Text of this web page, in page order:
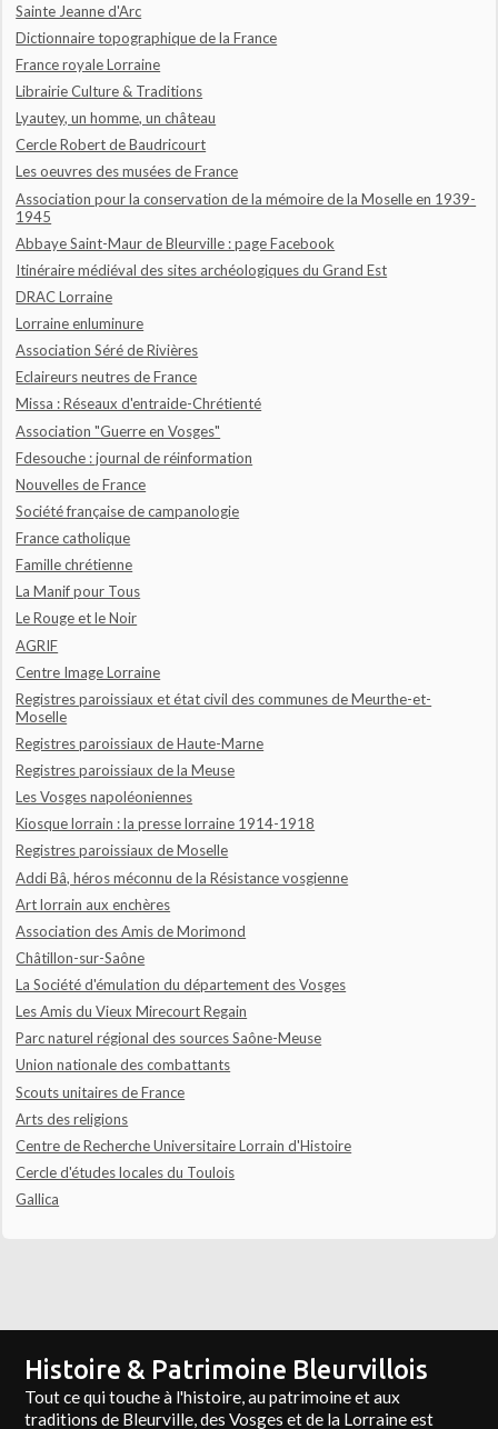
Sainte Jeanne d'Arc
Dictionnaire topographique de la France
France royale Lorraine
Librairie Culture & Traditions
Lyautey, un homme, un château
Cercle Robert de Baudricourt
Les oeuvres des musées de France
Association pour la conservation de la mémoire de la Moselle en 1939-
1945
Abbaye Saint-Maur de Bleurville : page Facebook
Itinéraire médiéval des sites archéologiques du Grand Est
DRAC Lorraine
Lorraine enluminure
Association Séré de Rivières
Eclaireurs neutres de France
Missa : Réseaux d'entraide-Chrétienté
Association "Guerre en Vosges"
Fdesouche : journal de réinformation
Nouvelles de France
Société française de campanologie
France catholique
Famille chrétienne
La Manif pour Tous
Le Rouge et le Noir
AGRIF
Centre Image Lorraine
Registres paroissiaux et état civil des communes de Meurthe-et-
Moselle
Registres paroissiaux de Haute-Marne
Registres paroissiaux de la Meuse
Les Vosges napoléoniennes
Kiosque lorrain : la presse lorraine 1914-1918
Registres paroissiaux de Moselle
Addi Bâ, héros méconnu de la Résistance vosgienne
Art lorrain aux enchères
Association des Amis de Morimond
Châtillon-sur-Saône
La Société d'émulation du département des Vosges
Les Amis du Vieux Mirecourt Regain
Parc naturel régional des sources Saône-Meuse
Union nationale des combattants
Scouts unitaires de France
Arts des religions
Centre de Recherche Universitaire Lorrain d'Histoire
Cercle d'études locales du Toulois
Gallica
Histoire & Patrimoine Bleurvillois
Tout ce qui touche à l'histoire, au patrimoine et aux
traditions de Bleurville, des Vosges et de la Lorraine est